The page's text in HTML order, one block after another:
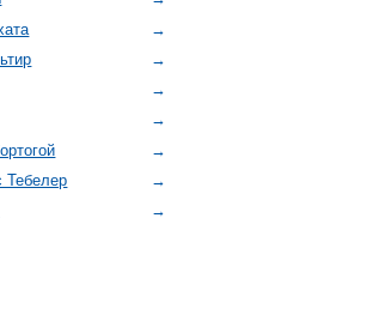
→
→
→
→
→
→
Тебелер
→